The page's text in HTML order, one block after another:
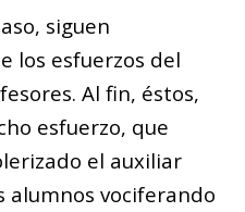
siguen
los esfuerzos del
Al fin, éstos,
esfuerzo, que
el auxiliar
alumnos vociferando